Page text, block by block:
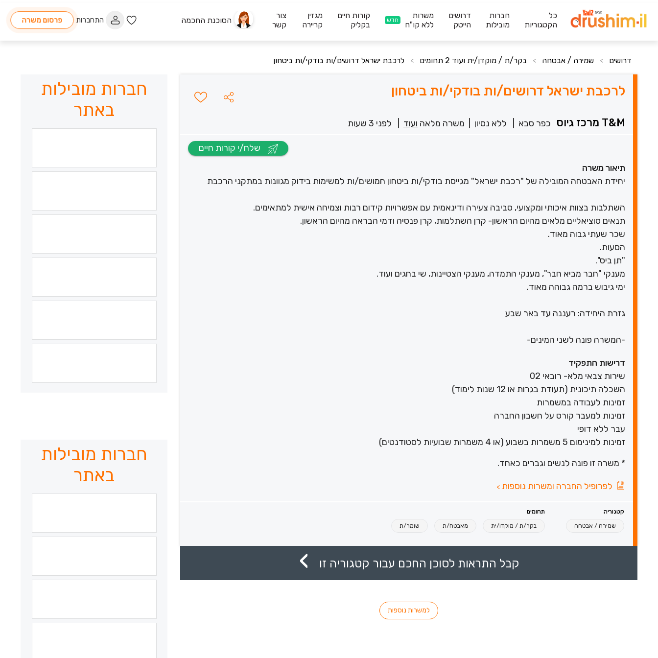
כל
הקטגוריות
חברות
מובילות
דרושים
הייטק
משרות
ללא קו"ח
חדש
קורות חיים
בקליק
מגזין
קריירה
צור
קשר
הסוכנת החכמה התחברות פרסום משרה
דרושים > שמירה / אבטחה > בקר/ת / מוקדן/ית ועוד 2 תחומים > לרכבת ישראל דרושים/ות בודקי/ות ביטחון
לרכבת ישראל דרושים/ות בודקי/ות ביטחון
T&M מרכז גיוס כפר סבא ללא נסיון משרה מלאה ועוד לפני 3 שעות
תיאור משרה
יחידת האבטחה המובילה של "רכבת ישראל" מגייסת בודקי/ות ביטחון חמושים/ות למשימות בידוק מגוונות במתקני הרכבת
השתלבות בצוות איכותי ומקצועי, סביבה צעירה ודינאמית עם אפשרויות קידום רבות וצמיחה אישית למתאימים.
תנאים סוציאליים מלאים מהיום הראשון- קרן השתלמות, קרן פנסיה ודמי הבראה מהיום הראשון.
שכר שעתי גבוה מאוד.
הסעות.
"תן ביס".
מענקי "חבר מביא חבר", מענקי התמדה, מענקי הצטיינות, שי בחגים ועוד.
ימי גיבוש ברמה גבוהה מאוד.
גזרת היחידה: רעננה עד באר שבע
-המשרה פונה לשני המינים-
דרישות התפקיד
שירות צבאי מלא- רובאי 02
השכלה תיכונית (תעודת בגרות או 12 שנות לימוד)
זמינות לעבודה במשמרות
זמינות למעבר קורס על חשבון החברה
עבר ללא דופי
זמינות למינימום 5 משמרות בשבוע (או 4 משמרות שבועיות לסטודנטים)
* משרה זו פונה לנשים וגברים כאחד.
לפרופיל החברה ומשרות נוספות >
קטגוריה תחומים
שמירה / אבטחה בקר/ת / מוקדן/ית מאבטח/ת שומר/ת
קבל התראות לסוכן החכם עבור קטגוריה זו
למשרות נוספות
חברות מובילות
באתר
חברות מובילות
באתר